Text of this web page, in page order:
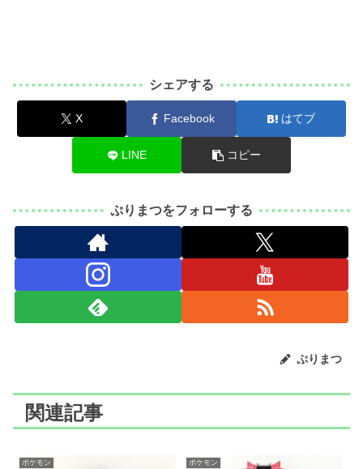
シェアする
X Facebook はてブ
LINE コピー
ぷりまつをフォローする
ぷりまつ
関連記事
ポケモン ポケモン